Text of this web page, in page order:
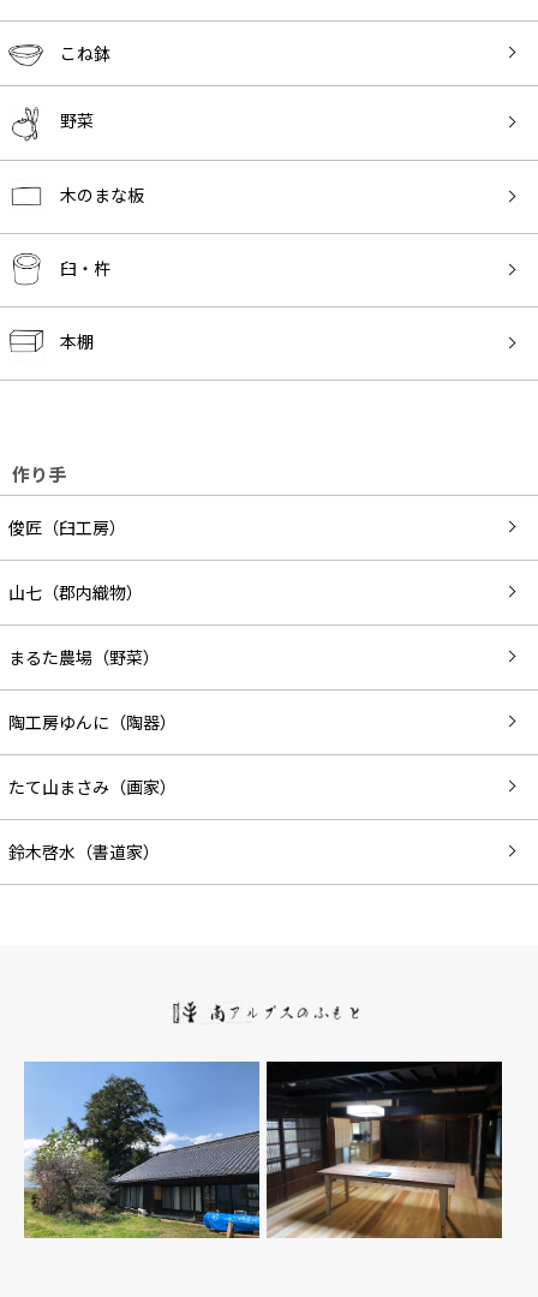
こね鉢
野菜
木のまな板
臼・杵
本棚
作り手
俊匠（臼工房）
山七（郡内織物）
まるた農場（野菜）
陶工房ゆんに（陶器）
たて山まさみ（画家）
鈴木啓水（書道家）